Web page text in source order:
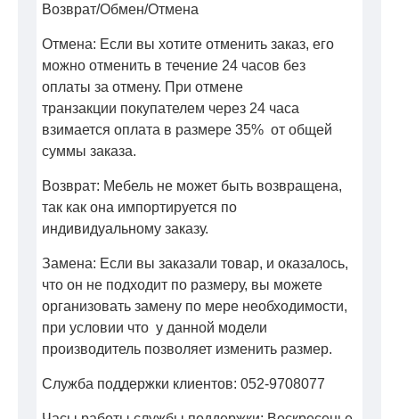
Возврат/Обмен/Отмена
Отмена: Если вы хотите отменить заказ, его
можно отменить в течение 24 часов без
оплаты за отмену. При отмене
транзакции покупателем через 24 часа
взимается оплата в размере 35% от общей
суммы заказа.
Возврат: Мебель не может быть возвращена,
так как она импортируется по
индивидуальному заказу.
Замена: Если вы заказали товар, и оказалось,
что он не подходит по размеру, вы можете
организовать замену по мере необходимости,
при условии что у данной модели
производитель позволяет изменить размер.
Служба поддержки клиентов: 052-9708077